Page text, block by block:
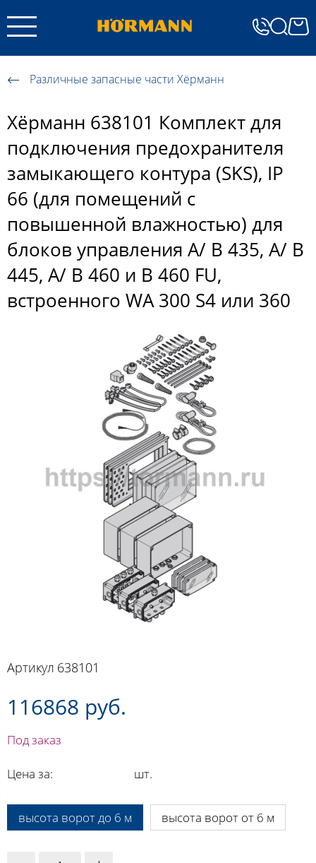
Различные запасные части Хёрманн
Хёрманн 638101 Комплект для
подключения предохранителя
замыкающего контура (SKS), IP
66 (для помещений с
повышенной влажностью) для
блоков управления А/ B 435, A/ B
445, A/ B 460 и B 460 FU,
встроенного WA 300 S4 или 360
Артикул 638101
116868 руб.
Под заказ
Цена за: шт.
высота ворот до 6 м высота ворот от 6 м